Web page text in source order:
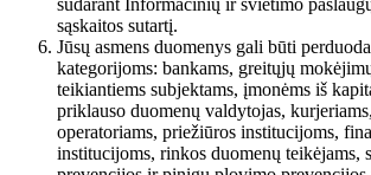
sudarant Informacinių ir švietimo
sąskaitos sutartį.
Jūsų asmens duomenys gali būti
kategorijoms: bankams, greitųjų
teikiantiems subjektams, įmonėms iš
priklauso duomenų valdytojas,
operatoriams, priežiūros institucijoms,
institucijoms, rinkos duomenų teikėjams,